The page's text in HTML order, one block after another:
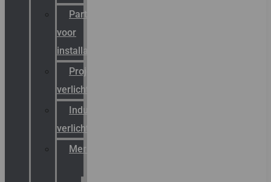
Partner
voor
installateurs
Projectreferenties
verlichting
Industriële
verlichting
Merken